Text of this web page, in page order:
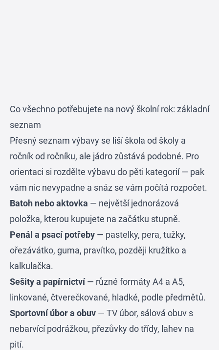
Co všechno potřebujete na nový školní rok: základní
seznam
Přesný seznam výbavy se liší škola od školy a
ročník od ročníku, ale jádro zůstává podobné. Pro
orientaci si rozdělte výbavu do pěti kategorií — pak
vám nic nevypadne a snáz se vám počítá rozpočet.
Batoh nebo aktovka — největší jednorázová
položka, kterou kupujete na začátku stupně.
Penál a psací potřeby — pastelky, pera, tužky,
ořezávátko, guma, pravítko, později kružítko a
kalkulačka.
Sešity a papírnictví— různé formáty A4 a A5,
linkované, čtverečkované, hladké, podle předmětů.
Sportovní úbor a obuv — TV úbor, sálová obuv s
nebarvící podrážkou, přezůvky do třídy, lahev na
pití.